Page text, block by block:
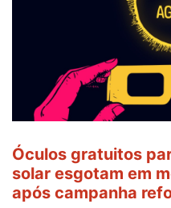
ser
o
quarto
a
a
meta
em
Óculos gratuitos
solar esgotam em
após campanha